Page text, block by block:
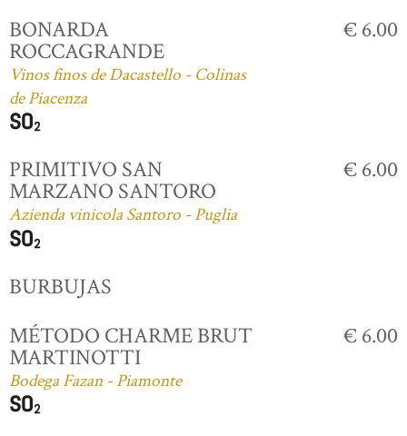
BONARDA
ROCCAGRANDE
Vinos finos de Dacastello - Colinas
de Piacenza
€ 6.00
PRIMITIVO SAN
MARZANO SANTORO
Azienda vinicola Santoro - Puglia
€ 6.00
BURBUJAS
MÉTODO CHARME BRUT
MARTINOTTI
Bodega Fazan - Piamonte
€ 6.00